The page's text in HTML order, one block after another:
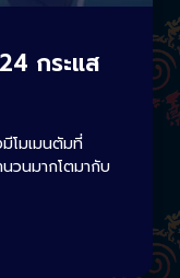
กระแส
โมเมนตัมที่
นวนมากโตมากับ